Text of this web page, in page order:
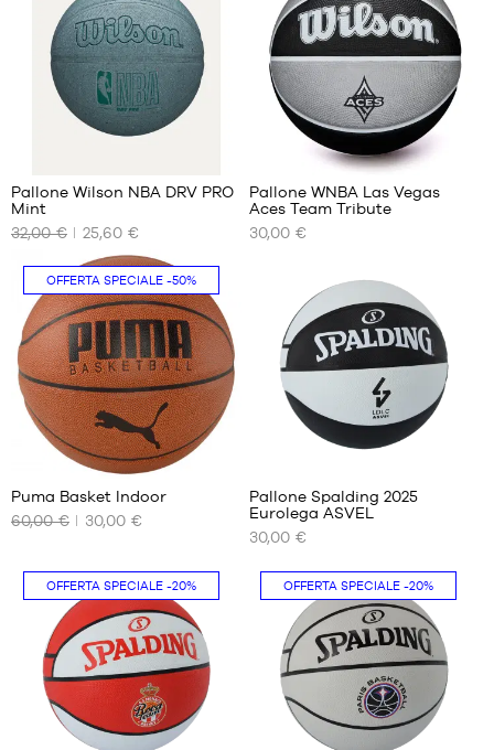
dimensione
dimensione
6
I
NOSTRI
DISPONIBILI
dimensione
6
dimensione
7
Pallone Wilson NBA DRV PRO
Mint
32,00 €
25,60 €
I
NOSTRI
dimensione
Pallone WNBA Las Vegas
Aces Team Tribute
30,00 €
OFFERTA SPECIALE-50%
I
DISPONIBILI
dimensione
2
Puma Basket Indoor
60,00 €
30,00 €
I
NOSTRI
DISPONIBILI
dimensione
Pallone Spalding 2025
Eurolega ASVEL
30,00 €
OFFERTA SPECIALE-20% OFFERTA SPECIALE -20%